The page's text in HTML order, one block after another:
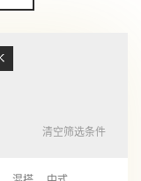
清空筛选条件